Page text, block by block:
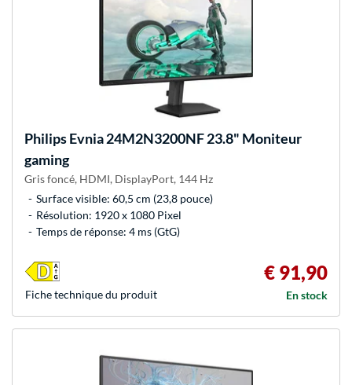
PhilipsEvnia 24M2N3200NF 23.8" Moniteur
gaming
Gris foncé, HDMI, DisplayPort, 144 Hz
Surface visible: 60,5 cm (23,8 pouce)
Résolution: 1920 x 1080 Pixel
Temps de réponse: 4 ms (GtG)
€ 91,90
En stock
Fiche technique du produit